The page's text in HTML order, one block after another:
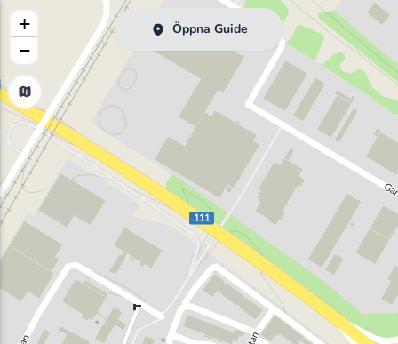
Öppna Guide
+
−